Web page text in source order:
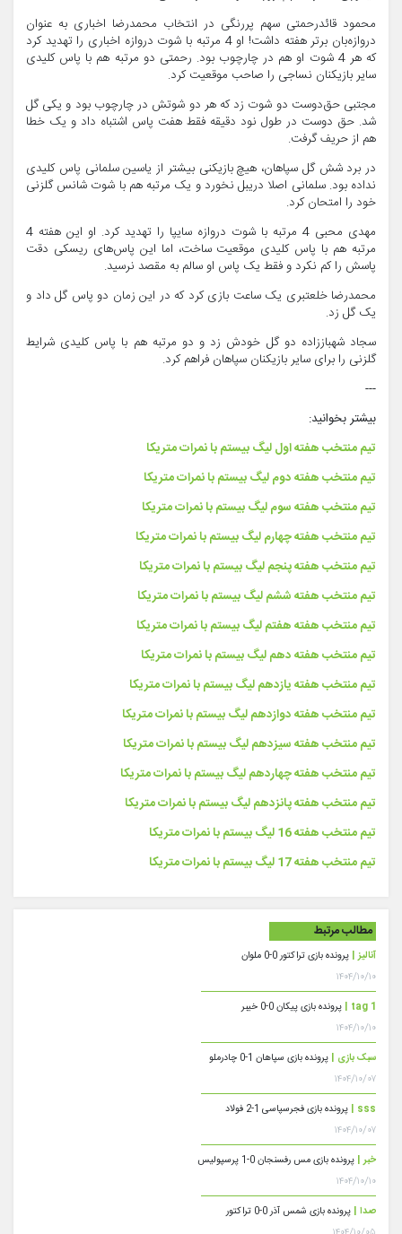
محمود قائدرحمتی سهم پررنگی در انتخاب محمدرضا اخباری به عنوان
دروازه‌بان برتر هفته داشت! او 4 مرتبه با شوت دروازه اخباری را تهدید کرد
که هر 4 شوت او هم در چارچوب بود. رحمتی دو مرتبه هم با پاس کلیدی
سایر بازیکنان نساجی را صاحب موقعیت کرد.
مجتبی حق‌دوست دو شوت زد که هر دو شوتش در چارچوب بود و یکی گل
شد. حق دوست در طول نود دقیقه فقط هفت پاس اشتباه داد و یک خطا
هم از حریف گرفت.
در برد شش گل سپاهان، هیچ بازیکنی بیشتر از یاسین سلمانی پاس کلیدی
نداده بود. سلمانی اصلا دریبل نخورد و یک مرتبه هم با شوت شانس گلزنی‌
خود را امتحان کرد.
مهدی محبی 4 مرتبه با شوت دروازه سایپا را تهدید کرد. او این هفته 4
مرتبه هم با پاس کلیدی موقعیت ساخت، اما این پاس‌های ریسکی دقت
پاسش را کم نکرد و فقط یک پاس او سالم به مقصد نرسید.
محمدرضا خلعتبری یک ساعت بازی کرد که در این زمان دو پاس گل داد و
یک گل زد.
سجاد شهباززاده دو گل خودش زد و دو مرتبه هم با پاس کلیدی شرایط
گلزنی را برای سایر بازیکنان سپاهان فراهم کرد.
---
بیشتر بخوانید:
تیم منتخب هفته اول لیگ بیستمبا نمرات متریکا
تیم منتخب هفته دوم لیگ بیستمبا نمرات متریکا
تیم منتخب هفته سوم لیگ بیستم با نمرات متریکا
تیم منتخب هفته چهارم لیگ بیستم با نمرات متریکا
تیم منتخب هفته پنجم لیگ بیستم با نمرات متریکا
تیم منتخب هفته ششم لیگ بیستم با نمرات متریکا
تیم منتخب هفته هفتم لیگ بیستم با نمرات متریکا
تیم منتخب هفته دهم لیگ بیستم با نمرات متریکا
تیم منتخب هفته یازدهم لیگ بیستم با نمرات متریکا
تیم منتخب هفته دوازدهم لیگ بیستم با نمرات متریکا
تیم منتخب هفته سیزدهم لیگ بیستم با نمرات متریکا
تیم منتخب هفته چهاردهم لیگ بیستم با نمرات متریکا
تیم منتخب هفته پانزدهم لیگ بیستم با نمرات متریکا
تیم منتخب هفته 16 لیگ بیستم با نمرات متریکا
تیم منتخب هفته 17 لیگ بیستم با نمرات متریکا
مطالب مرتبط
آنالیز | پرونده بازی تراکتور 0-0 ملوان
۱۴۰۴/۱۰/۱۰
tag 1 | پرونده بازی پیکان 0-0 خیبر
۱۴۰۴/۱۰/۱۰
سبک بازی | پرونده بازی سپاهان 1-0 چادرملو
۱۴۰۴/۱۰/۰۷
sss | پرونده بازی فجرسپاسی 1-2 فولاد
۱۴۰۴/۱۰/۰۷
خبر | پرونده بازی مس رفسنجان 0-1 پرسپولیس
۱۴۰۴/۱۰/۱۰
صدا | پرونده بازی شمس آذر 0-0 تراکتور